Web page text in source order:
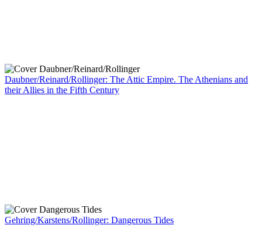
Daubner/Reinard/Rollinger: The Attic Empire. The Athenians and
their Allies in the Fifth Century
Gehring/Karstens/Rollinger: Dangerous Tides